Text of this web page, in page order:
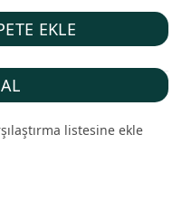
EKLE
listesine ekle